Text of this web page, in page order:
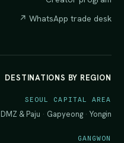
WhatsApp trade desk ↗
DESTINATIONS BY REGION
SEOUL CAPITAL AREA
DMZ & Paju · Gapyeong· Yongin
GANGWON